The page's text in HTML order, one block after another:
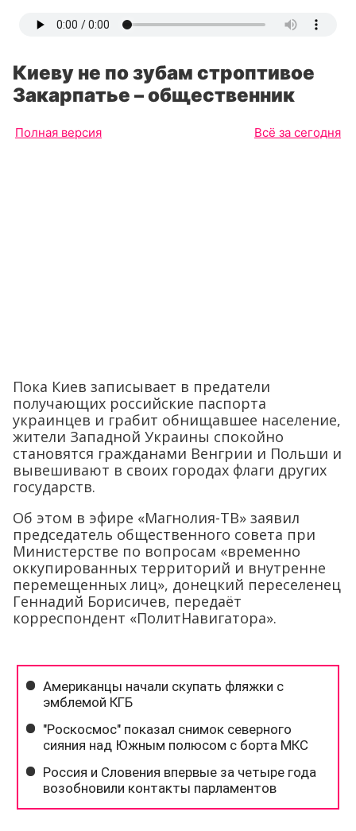
Киеву не по зубам строптивое
Закарпатье – общественник
Полная версия Всё за сегодня
Пока Киев записывает в предатели
получающих российские паспорта
украинцев и грабит обнищавшее население,
жители Западной Украины спокойно
становятся гражданами Венгрии и Польши и
вывешивают в своих городах флаги других
государств.
Об этом в эфире «Магнолия-ТВ» заявил
председатель общественного совета при
Министерстве по вопросам «временно
оккупированных территорий и внутренне
перемещенных лиц», донецкий переселенец
Геннадий Борисичев, передаёт
корреспондент «ПолитНавигатора».